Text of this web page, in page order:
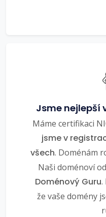
Jsme nejlepší
Máme certifikaci
jsme v
všech. Doménám
Naši doménoví
Doménový Guru.
že vaše domény